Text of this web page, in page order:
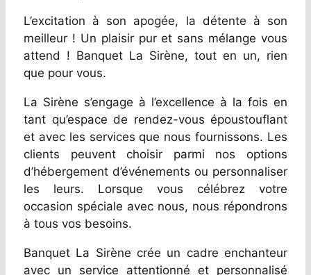
L’excitation à son apogée, la détente à son
meilleur ! Un plaisir pur et sans mélange vous
attend ! Banquet La Sirène, tout en un, rien
que pour vous.
La Sirène s’engage à l’excellence à la fois en
tant qu’espace de rendez-vous époustouflant
et avec les services que nous fournissons. Les
clients peuvent choisir parmi nos options
d’hébergement d’événements ou personnaliser
les leurs. Lorsque vous célébrez votre
occasion spéciale avec nous, nous répondrons
à tous vos besoins.
Banquet La Sirène crée un cadre enchanteur
avec un service attentionné et personnalisé